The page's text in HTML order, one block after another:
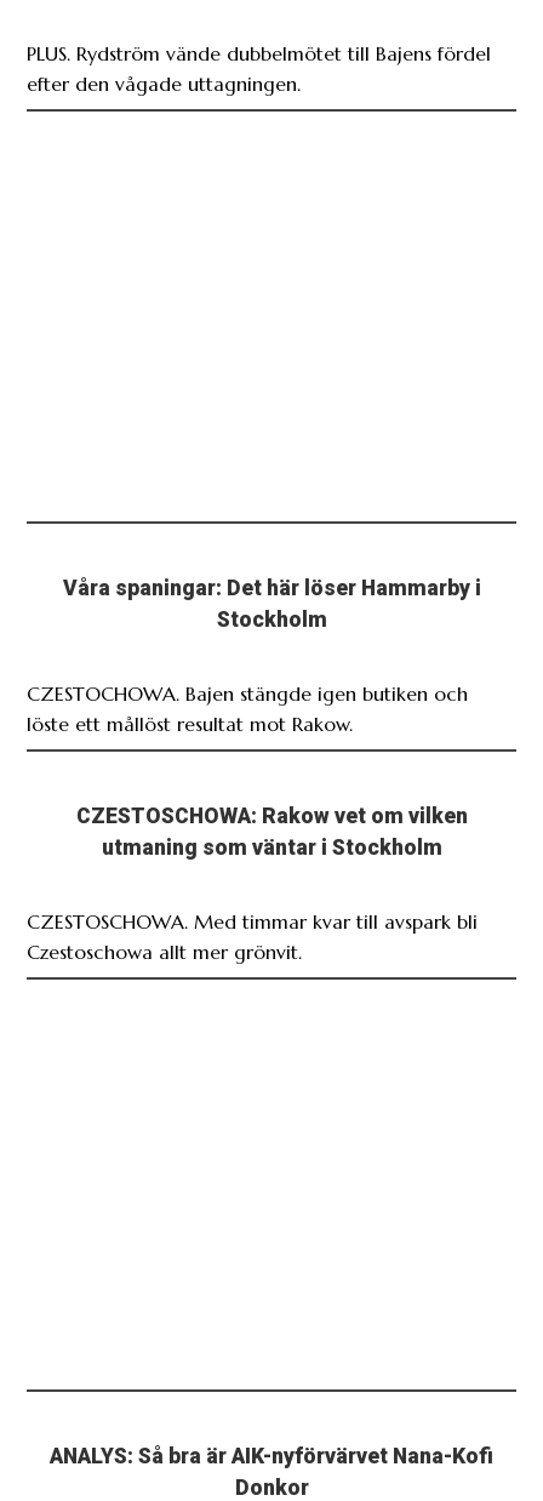
PLUS. Rydström vände dubbelmötet till Bajens fördel
efter den vågade uttagningen.
Våra spaningar: Det här löser Hammarby i
Stockholm
CZESTOCHOWA. Bajen stängde igen butiken och
löste ett mållöst resultat mot Rakow.
CZESTOSCHOWA: Rakow vet om vilken
utmaning som väntar i Stockholm
CZESTOSCHOWA. Med timmar kvar till avspark bli
Czestoschowa allt mer grönvit.
ANALYS: Så bra är AIK-nyförvärvet Nana-Kofi
Donkor